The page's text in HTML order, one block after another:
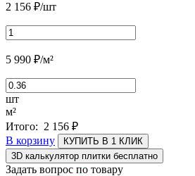
2 156 ₽/шт
5 990 ₽/м²
шт
м²
Итого: 2 156 ₽
В корзину
КУПИТЬ В 1 КЛИК
3D калькулятор плитки бесплатно
Задать вопрос по товару